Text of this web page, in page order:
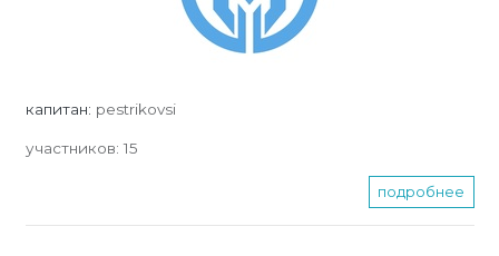
капитан: pestrikovsi
участников:15
подробнее